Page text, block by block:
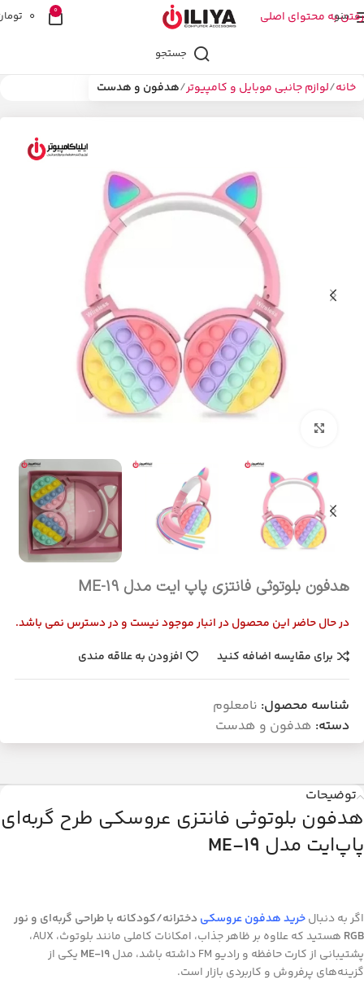
رفتن به محتوای اصلی
منو 0
0
جستجو
خانه لوازم جانبی موبایل و کامپیوتر هدفون و هدست
هدفون بلوتوثی فانتزی پاپ ایت مدل ME-19
در حال حاضر این محصول در انبار موجود نیست و در دسترس نمی باشد.
برای مقایسه اضافه کنید
افزودن به علاقه مندی
شناسه محصول: نامعلوم
دسته: هدفون و هدست
توضیحات
هدفون بلوتوثی فانتزی عروسکی طرح گربه‌ای
پاپ‌ایت مدل ME-19
اگر به دنبالخرید هدفون عروسکی دخترانه/کودکانه با طراحی گربه‌ای و نور
RGB
هستید که علاوه بر ظاهر جذاب، امکانات کاملی مانند بلوتوث، AUX،
پشتیبانی از کارت حافظه و رادیو FM داشته باشد، مدل
ME-19 یکی از
گزینه‌های پرفروش و کاربردی بازار است.